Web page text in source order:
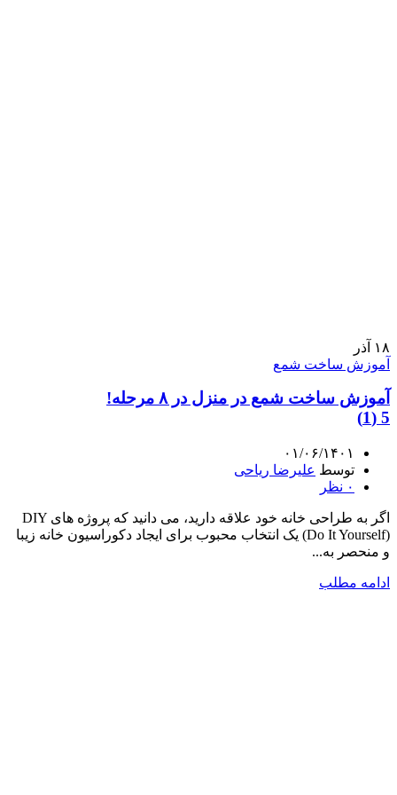
۱۸ آذر
آموزش ساخت شمع
آموزش ساخت شمع در منزل در ۸ مرحله!
5 (1)
۰۱/۰۶/۱۴۰۱
توسط علیرضا ریاحی
۰ نظر
اگر به طراحی خانه خود علاقه دارید، می دانید که پروژه های DIY
(Do It Yourself) یک انتخاب محبوب برای ایجاد دکوراسیون خانه زیبا
و منحصر به...
ادامه مطلب